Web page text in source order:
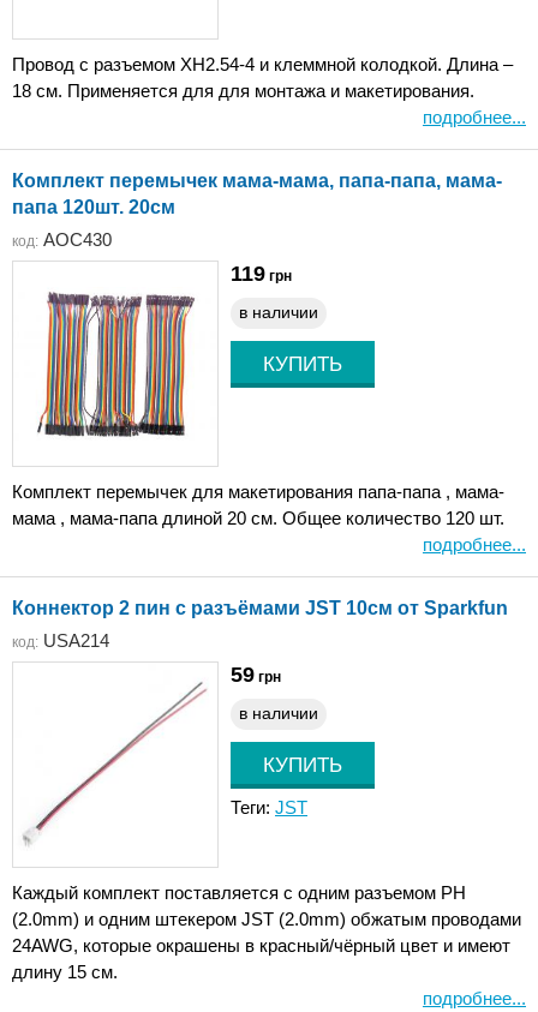
Провод с разъемом XH2.54-4 и клеммной колодкой. Длина –
18 см. Применяется для для монтажа и макетирования.
подробнее...
Комплект перемычек мама-мама, папа-папа, мама-
папа 120шт. 20см
код: AOC430
119 грн
в наличии
Комплект перемычек для макетирования папа-папа , мама-
мама , мама-папа длиной 20 см. Общее количество 120 шт.
подробнее...
Коннектор 2 пин с разъёмами JST 10см от Sparkfun
код: USA214
59 грн
в наличии
Теги: JST
Каждый комплект поставляется с одним разъемом PH
(2.0mm) и одним штекером JST (2.0mm) обжатым проводами
24AWG, которые окрашены в красный/чёрный цвет и имеют
длину 15 см.
подробнее...